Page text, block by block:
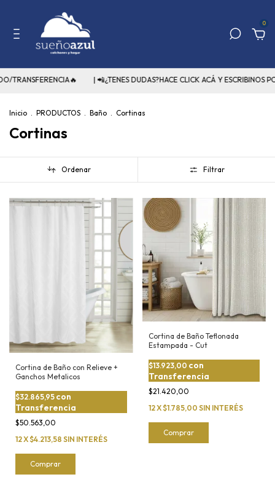
0
| 📲¿TENES DUDAS?HACE CLICK ACÁ Y ESCRIBINOS POR
Inicio . PRODUCTOS . Baño . Cortinas
Cortinas
Ordenar Filtrar
Cortina de Baño con Relieve +
Ganchos Metalicos
$50.563,00
$32.865,95 con
Transferencia
12X$4.213,58 SIN INTERÉS
Comprar
Cortina de Baño Teflonada
Estampada - Cut
$21.420,00
$13.923,00 con
Transferencia
12X$1.785,00 SIN INTERÉS
Comprar